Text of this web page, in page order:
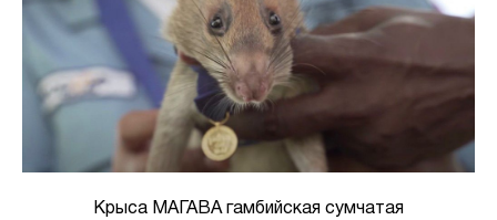
Крыса МАГАВА гамбийская сумчатая